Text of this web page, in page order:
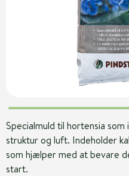
Specialmuld til hortensia
struktur og luft. Indeholder
som hjælper med at bevare
start.